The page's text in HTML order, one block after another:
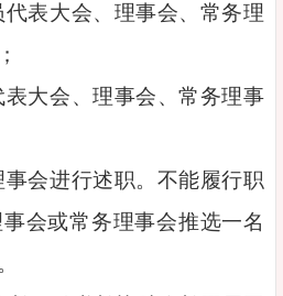
代表大会、理事会、常务理
表大会、理事会、常务理事
会进行述职。不能履行职
会或常务理事会推选一名